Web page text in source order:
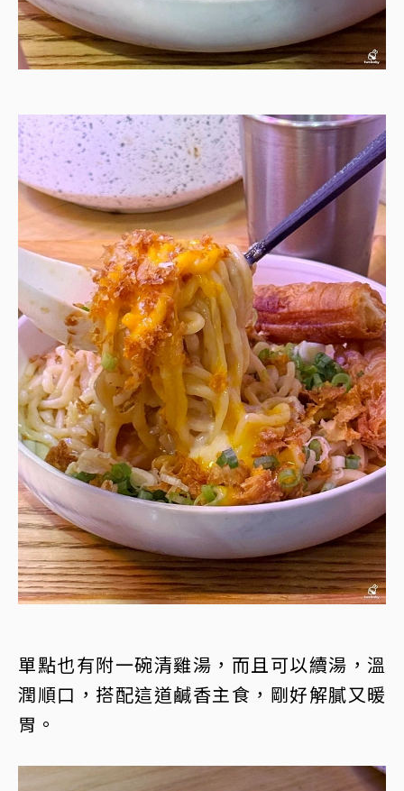
單點也有附一碗清雞湯，而且可以續湯，溫
潤順口，搭配這道鹹香主食，剛好解膩又暖
胃。